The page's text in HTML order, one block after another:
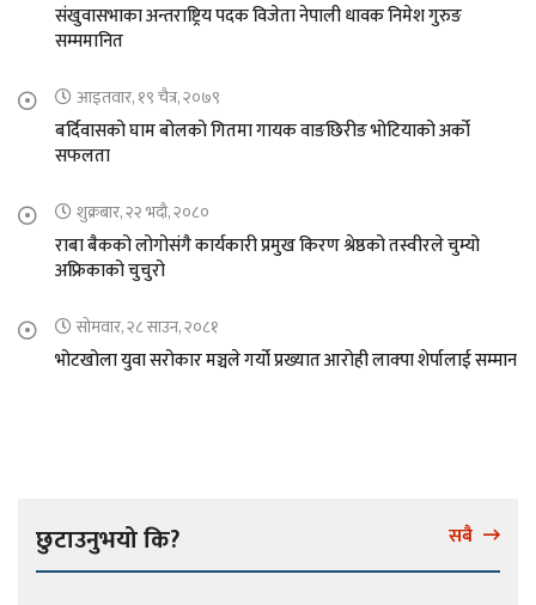
संखुवासभाका अन्तराष्ट्रिय पदक विजेता नेपाली धावक निमेश गुरुङ
सम्ममानित
आइतवार, १९ चैत्र, २०७९
बर्दिवासको घाम बोलको गितमा गायक वाङछिरीङ भोटियाको अर्को
सफलता
शुक्रबार, २२ भदौ, २०८०
राबा बैकको लोगोसंगै कार्यकारी प्रमुख किरण श्रेष्ठको तस्वीरले चुम्यो
अफ्रिकाको चुचुरो
सोमवार, २८ साउन, २०८१
भोटखोला युवा सरोकार मञ्चले गर्यो प्रख्यात आरोही लाक्पा शेर्पालाई सम्मान
छुटाउनुभयो कि? सबै